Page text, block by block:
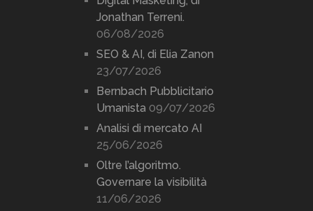
Jonathan Terreni.
06/08/2026
SEO & AI, di Elia Zanon
23/07/2026
Bernbach Pubblicitario
Umanista 09/07/2026
Analisi di mercato AI
25/06/2026
Oltre l’algoritmo.
Governare la visibilità
11/06/2026